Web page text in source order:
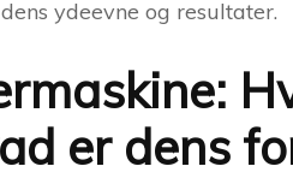
ydeevne og resultater.
er dens